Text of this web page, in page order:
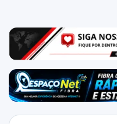
NAS
NOSSAS
REDES